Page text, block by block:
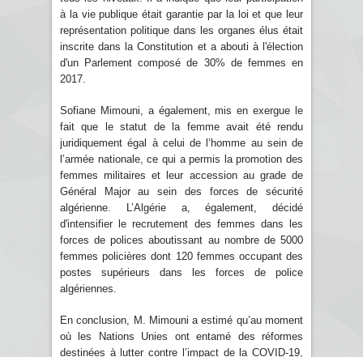
à la vie publique était garantie par la loi et que leur
représentation politique dans les organes élus était
inscrite dans la Constitution et a abouti à l'élection
d'un Parlement composé de 30% de femmes en
2017.
Sofiane Mimouni, a également, mis en exergue le
fait que le statut de la femme avait été rendu
juridiquement égal à celui de l’homme au sein de
l’armée nationale, ce qui a permis la promotion des
femmes militaires et leur accession au grade de
Général Major au sein des forces de sécurité
algérienne. L’Algérie a, également, décidé
d'intensifier le recrutement des femmes dans les
forces de polices aboutissant au nombre de 5000
femmes policières dont 120 femmes occupant des
postes supérieurs dans les forces de police
algériennes.
En conclusion, M. Mimouni a estimé qu’au moment
où les Nations Unies ont entamé des réformes
destinées à lutter contre l’impact de la COVID-19,